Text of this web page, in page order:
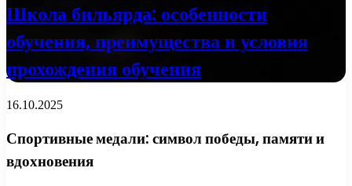
Школа бильярда: особенности
обучения, преимущества и условия
прохождения обучения
16.10.2025
Спортивные медали: символ победы, памяти и
вдохновения